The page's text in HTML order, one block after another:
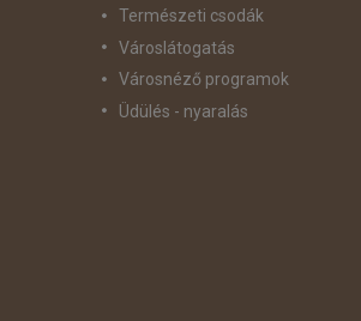
Természeti csodák
Városlátogatás
Városnéző programok
Üdülés - nyaralás